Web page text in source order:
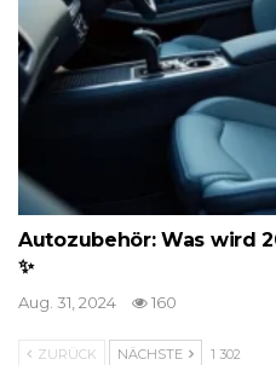
Autozubehör: Was wird
✨
Aug. 31, 2024 160
ZURÜCK NÄCHSTE 1 302